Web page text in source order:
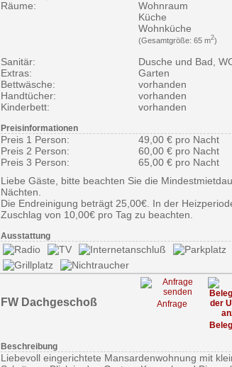
Räume:
Wohnraum
Küche
Wohnküche
(Gesamtgröße: 65 m2)
Sanitär:
Dusche und Bad,
Extras:
Garten
Bettwäsche:
vorhanden
Handtücher:
vorhanden
Kinderbett:
vorhanden
Preisinformationen
Preis 1 Person:
49,00 € pro Nacht
Preis 2 Person:
60,00 € pro Nacht
Preis 3 Person:
65,00 € pro Nacht
Liebe Gäste, bitte beachten Sie die
Nächten.
Die Endreinigung beträgt 25,00€. In der
Zuschlag von 10,00€ pro Tag zu beachten.
Ausstattung
FW Dachgeschoß Anfrage
Beschreibung
Liebevoll eingerichtete Mansardenwohnung mit